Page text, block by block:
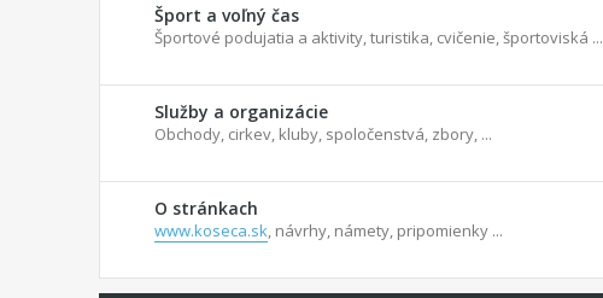
Šport a voľný čas
Športové podujatia a aktivity, turistika, cvičenie, športoviská ...
Služby a organizácie
Obchody, cirkev, kluby, spoločenstvá, zbory, ...
O stránkach
www.koseca.sk, návrhy, námety, pripomienky ...